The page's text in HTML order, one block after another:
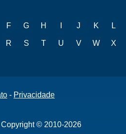
F G H J K L
R S T U V W X
- Privacidade
© 2010-2026